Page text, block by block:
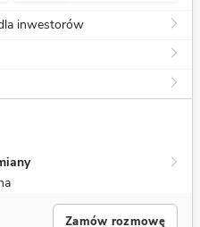
inwestorów
Zamów rozmowę